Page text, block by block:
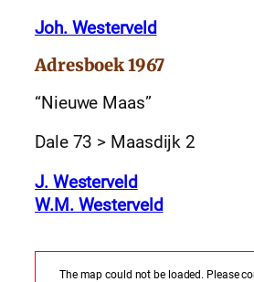
Joh. Westerveld
Adresboek 1967
“Nieuwe Maas”
Dale 73 > Maasdijk 2
J. Westerveld
W.M. Westerveld
The map could not be loaded. Please